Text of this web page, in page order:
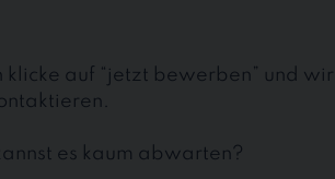
auf “jetzt bewerben” und wir
es kaum abwarten?